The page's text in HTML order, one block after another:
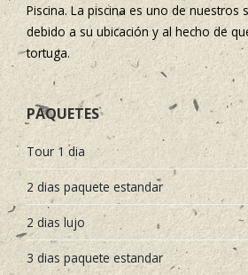
Piscina. La piscina es uno de
debido a su ubicación y al hecho de
tortuga.
PAQUETES
Tour 1 dia
2 dias paquete estandar
2 dias lujo
3 dias paquete estandar